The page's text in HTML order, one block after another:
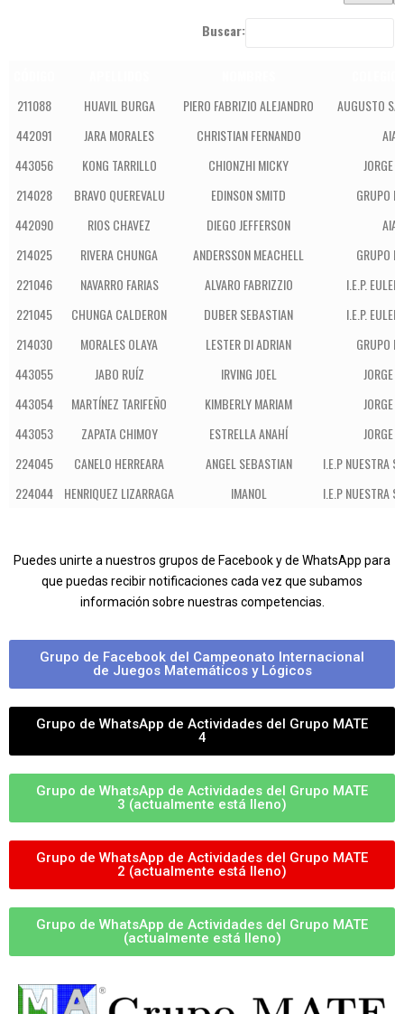
Buscar:
211088
HUAVIL BURGA PIERO FABRIZIO ALEJANDRO
AUGUSTO
442091
JARA MORALES CHRISTIAN FERNANDO
443056
KONG TARRILLO CHIONZHI MICKY
JORGE
214028
BRAVO QUEREVALU EDINSON SMITD
GRUPO
442090
RIOS CHAVEZ DIEGO JEFFERSON
214025
RIVERA CHUNGA ANDERSSON MEACHELL
GRUPO
221046
NAVARRO FARIAS ALVARO FABRIZZIO
I.E.P.
221045
CHUNGA CALDERON DUBER SEBASTIAN
I.E.P.
214030
MORALES OLAYA LESTER DI ADRIAN
GRUPO
443055
JABO RUÍZ IRVING JOEL
JORGE
443054
MARTÍNEZ TARIFEÑO KIMBERLY MARIAM
JORGE
443053
ZAPATA CHIMOY ESTRELLA ANAHÍ
JORGE
224045
CANELO HERREARA ANGEL SEBASTIAN
I.E.P NUESTRA
224044
HENRIQUEZ LIZARRAGA IMANOL I.E.P NUESTRA
Puedes unirte a nuestros grupos de Facebook y de WhatsApp para
que puedas recibir notificaciones cada vez que subamos
información sobre nuestras competencias.
Grupo de Facebook del Campeonato Internacional
de Juegos Matemáticos y Lógicos
Grupo de WhatsApp de Actividades del Grupo MATE
4
Grupo de WhatsApp de Actividades del Grupo MATE
3 (actualmente está lleno)
Grupo de WhatsApp de Actividades del Grupo MATE
2 (actualmente está lleno)
Grupo de WhatsApp de Actividades del Grupo MATE
(actualmente está lleno)